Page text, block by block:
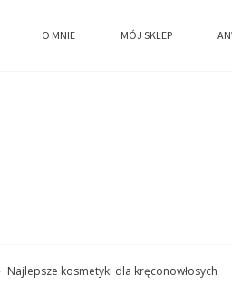
O MNIE MÓJ SKLEP
Najlepsze kosmetyki dla kręconowłosych